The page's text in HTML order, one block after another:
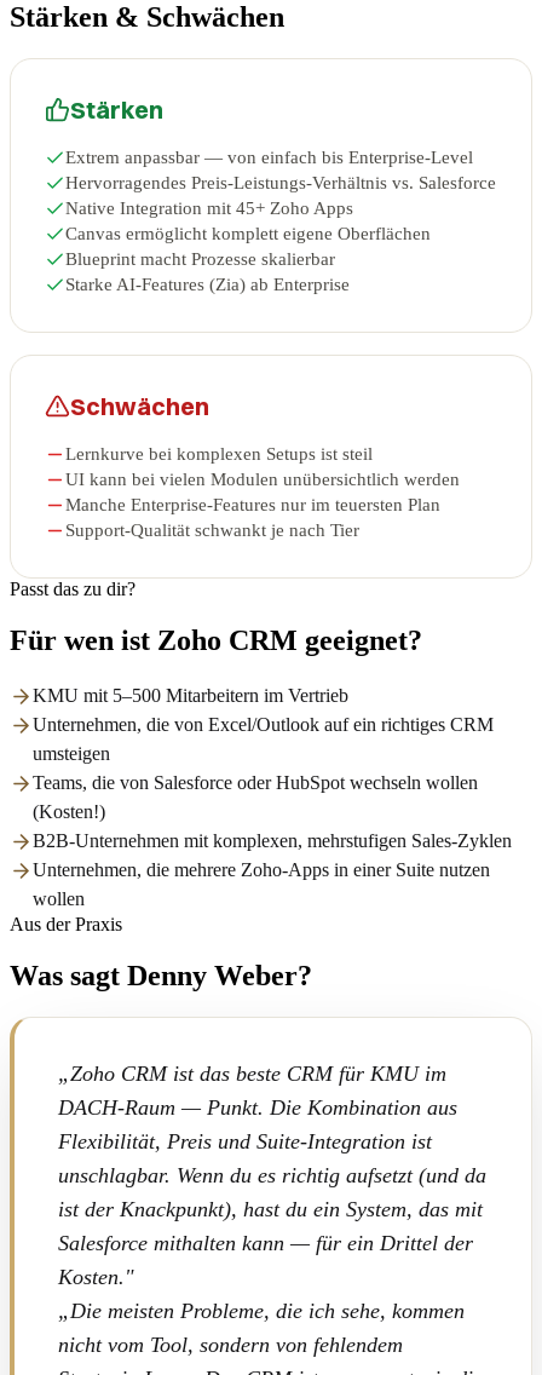
Stärken & Schwächen
Stärken
Extrem anpassbar — von einfach bis Enterprise-Level
Hervorragendes Preis-Leistungs-Verhältnis vs. Salesforce
Native Integration mit 45+ Zoho Apps
Canvas ermöglicht komplett eigene Oberflächen
Blueprint macht Prozesse skalierbar
Starke AI-Features (Zia) ab Enterprise
Schwächen
Lernkurve bei komplexen Setups ist steil
UI kann bei vielen Modulen unübersichtlich werden
Manche Enterprise-Features nur im teuersten Plan
Support-Qualität schwankt je nach Tier
Passt das zu dir?
Für wen ist Zoho CRM geeignet?
KMU mit 5–500 Mitarbeitern im Vertrieb
Unternehmen, die von Excel/Outlook auf ein richtiges CRM
umsteigen
Teams, die von Salesforce oder HubSpot wechseln wollen
(Kosten!)
B2B-Unternehmen mit komplexen, mehrstufigen Sales-Zyklen
Unternehmen, die mehrere Zoho-Apps in einer Suite nutzen
wollen
Aus der Praxis
Was sagt Denny Weber?
„Zoho CRM ist das beste CRM für KMU im
DACH-Raum — Punkt. Die Kombination aus
Flexibilität, Preis und Suite-Integration ist
unschlagbar. Wenn du es richtig aufsetzt (und da
ist der Knackpunkt), hast du ein System, das mit
Salesforce mithalten kann — für ein Drittel der
Kosten."
„Die meisten Probleme, die ich sehe, kommen
nicht vom Tool, sondern von fehlendem